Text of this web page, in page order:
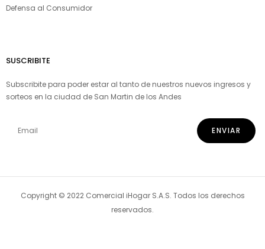
Defensa al Consumidor
SUSCRIBITE
Subscribite para poder estar al tanto de nuestros nuevos ingresos y
sorteos en la ciudad de San Martin de los Andes
Copyright © 2022 Comercial iHogar S.A.S. Todos los derechos
reservados.